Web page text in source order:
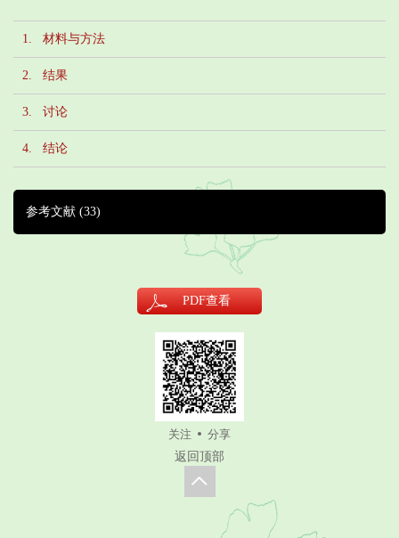
1. 材料与方法
2. 结果
3. 讨论
4. 结论
参考文献 (33)
PDF查看
关注
分享
返回顶部